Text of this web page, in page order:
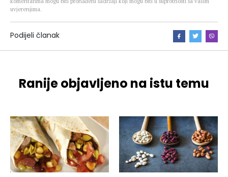
uvjerenjima.
Podijeli članak
Ranije objavljeno na istu temu